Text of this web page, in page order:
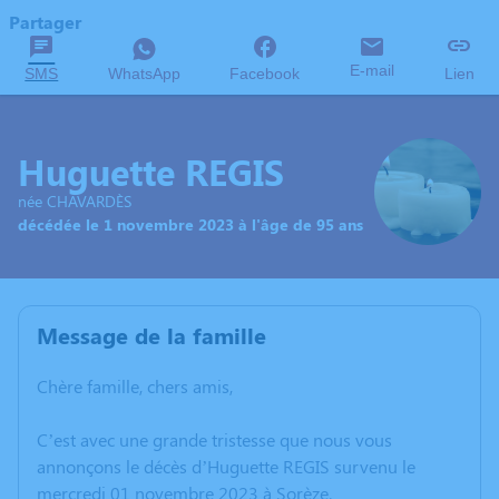
Partager
SMS WhatsApp Facebook E-mail Lien
Huguette REGIS
née CHAVARDÈS
décédée le 1 novembre 2023 à l'âge de 95 ans
Message de la famille
Chère famille, chers amis,
C’est avec une grande tristesse que nous vous
annonçons le décès d’Huguette REGIS survenu le
mercredi 01 novembre 2023 à Sorèze.